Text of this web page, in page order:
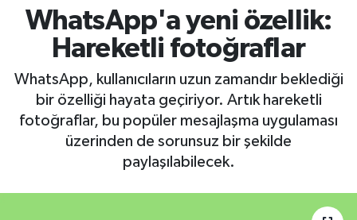
WhatsApp'a yeni özellik:
Hareketli fotoğraflar
WhatsApp, kullanıcıların uzun zamandır beklediği
bir özelliği hayata geçiriyor. Artık hareketli
fotoğraflar, bu popüler mesajlaşma uygulaması
üzerinden de sorunsuz bir şekilde
paylaşılabilecek.